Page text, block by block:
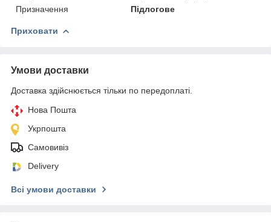
Призначення
Підлогове
Приховати
Умови доставки
Доставка здійснюється тільки по передоплаті.
Нова Пошта
Укрпошта
Самовивіз
Delivery
Всі умови доставки